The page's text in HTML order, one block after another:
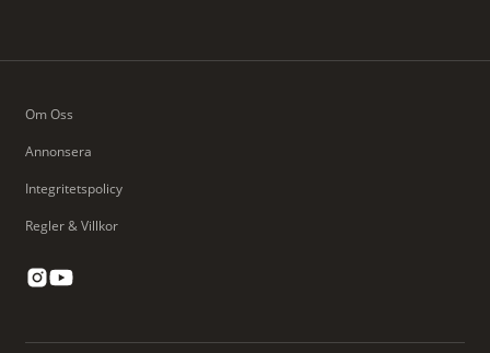
Om Oss
Annonsera
Integritetspolicy
Regler & Villkor